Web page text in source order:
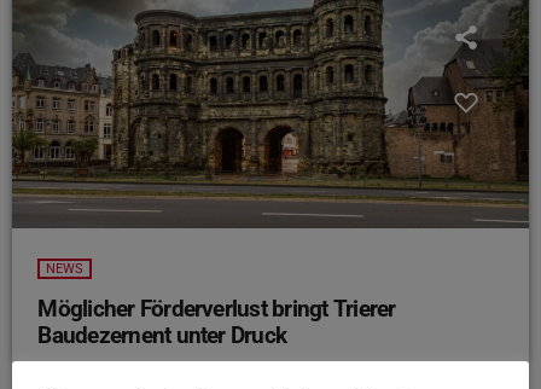
NEWS
Möglicher Förderverlust bringt Trierer
Baudezernent unter Druck